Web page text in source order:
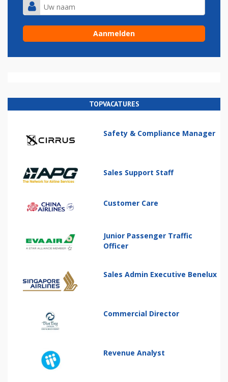
TOPVACATURES
Safety & Compliance Manager
Sales Support Staff
Customer Care
Junior Passenger Traffic
Officer
Sales Admin Executive Benelux
Commercial Director
Revenue Analyst